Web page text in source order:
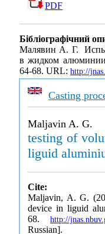
PDF
Бібліографічний
Малявин А. Г.
в жидком
64-68. URL: http://
Casting
Maljavin A. G.
testing of
liguid
Cite:
Maljavin, A. G.
device in liguid
68. http://
Russian].